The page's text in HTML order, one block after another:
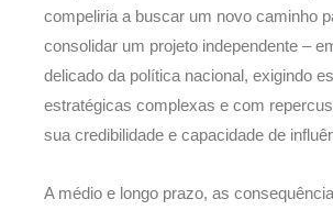
compeliria a buscar um novo caminho
consolidar um projeto independente –
delicado da política nacional, exigindo
estratégicas complexas e com
sua credibilidade e capacidade de
A médio e longo prazo, as